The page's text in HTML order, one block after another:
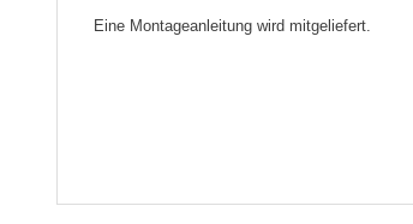
Eine Montageanleitung wird mitgeliefert.